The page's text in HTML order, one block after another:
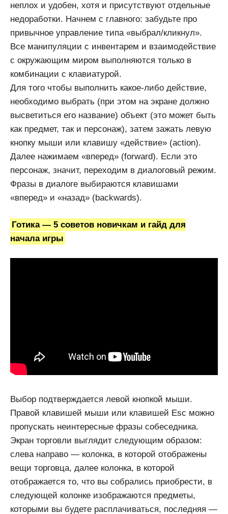
неплох и удобен, хотя и присутствуют отдельные
недоработки. Начнем с главного: забудьте про
привычное управление типа «выбрал/кликнул».
Все манипуляции с инвентарем и взаимодействие
с окружающим миром выполняются только в
комбинации с клавиатурой.
Для того чтобы выполнить какое-либо действие,
необходимо выбрать (при этом на экране должно
высветиться его название) объект (это может быть
как предмет, так и персонаж), затем зажать левую
кнопку мыши или клавишу «действие» (action).
Далее нажимаем «вперед» (forward). Если это
персонаж, значит, переходим в диалоговый режим.
Фразы в диалоге выбираются клавишами
«вперед» и «назад» (backwards).
Готика — 5 советов новичкам и гайд для
начала игры
Выбор подтверждается левой кнопкой мыши.
Правой клавишей мыши или клавишей Esc можно
пропускать неинтересные фразы собеседника.
Экран торговли выглядит следующим образом:
слева направо — колонка, в которой отображены
вещи торговца, далее колонка, в которой
отображается то, что вы собрались приобрести, в
следующей колонке изображаются предметы,
которыми вы будете расплачиваться, последняя —